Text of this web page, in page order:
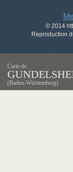
© 2014
Reproduction
Carte de
(Baden-Württemberg)